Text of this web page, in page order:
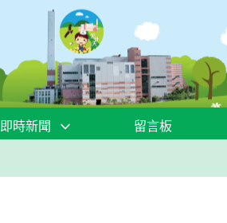
即時新聞 留言板